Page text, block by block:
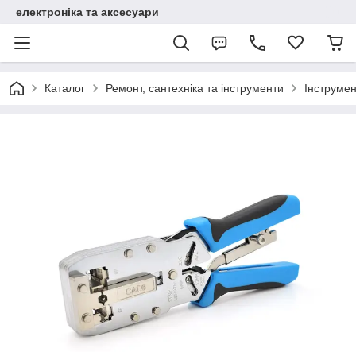
електроніка та аксесуари
Каталог Ремонт, сантехніка та інструменти